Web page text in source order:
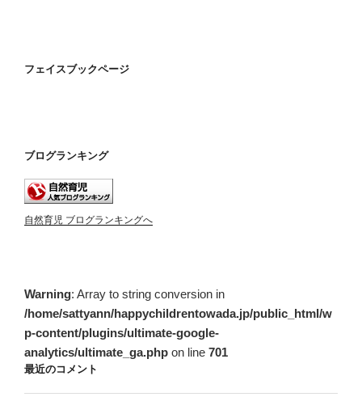
フェイスブックページ
ブログランキング
自然育児 ブログランキングへ
Warning: Array to string conversion in
/home/sattyann/happychildrentowada.jp/public_html/w
p-content/plugins/ultimate-google-
analytics/ultimate_ga.php on line 701
最近のコメント